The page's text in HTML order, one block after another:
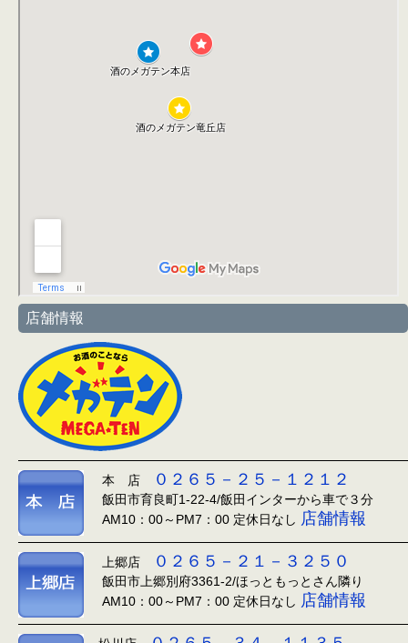
店舗情報
本 店 ０２６５－２５－１２１２
飯田市育良町1-22-4/飯田インターから車で３分
AM10：00～PM7：00 定休日なし 店舗情報
上郷店 ０２６５－２１－３２５０
飯田市上郷別府3361-2/ほっともっとさん隣り
AM10：00～PM7：00 定休日なし 店舗情報